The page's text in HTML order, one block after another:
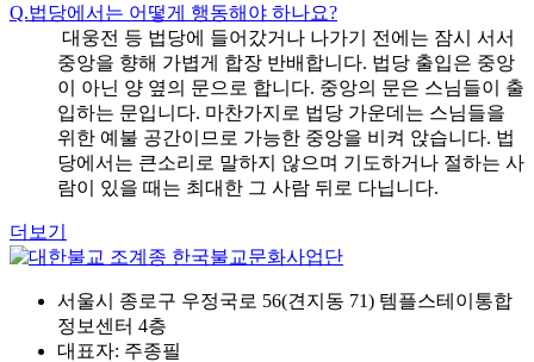
Q.법당에서는 어떻게 행동해야 하나요?
대웅전 등 법당에 들어갔거나 나가기 전에는 잠시 서서
중앙을 향해 가볍게 합장 반배합니다. 법당 출입은 중앙
이 아닌 양 옆의 문으로 합니다. 중앙의 문은 스님들이 출
입하는 문입니다. 마찬가지로 법당 가운데는 스님들을
위한 예불 공간이므로 가능한 중앙을 비켜 앉습니다. 법
당에서는 큰소리로 말하지 않으며 기도하거나 절하는 사
람이 있을 때는 최대한 그 사람 뒤로 다닙니다.
더보기
서울시 종로구 우정국로 56(견지동 71) 템플스테이통합
정보센터 4층
대표자: 주종필